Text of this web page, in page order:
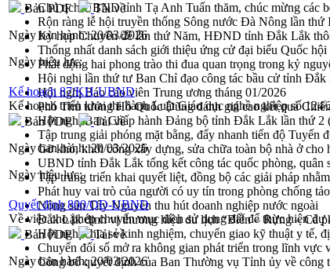
Chủ tịch UBND tỉnh Tạ Anh Tuấn thăm, chúc mừng các
Rộn ràng lễ hội truyền thống Sông nước Đà Nông lần thứ
Kỳ họp Chuyên đề lần thứ Năm, HĐND tỉnh Đắk Lắk
Thống nhất danh sách giới thiệu ứng cử đại biểu Quốc
Phát động hai phong trào thi đua quan trọng trong kỷ
Hội nghị lần thứ tư Ban Chỉ đạo công tác bầu cử tỉnh Đắk
Hội nghị Báo cáo viên Trung ương tháng 01/2026
Phó Thủ tướng Hồ Quốc Dũng đánh giá cao kết quả
Hội nghị Ban Chấp hành Đảng bộ tỉnh Đắk Lắk lần thứ 2
Tập trung giải phóng mặt bằng, đẩy nhanh tiến độ Tuyến
Gỡ khó, khởi công xây dựng, sửa chữa toàn bộ nhà ở cho
UBND tỉnh Đắk Lắk tổng kết công tác quốc phòng, quân
Tập trung triển khai quyết liệt, đồng bộ các giải pháp
Phát huy vai trò của người có uy tín trong phòng chống
Nông sản Tây Nguyên thu hút doanh nghiệp nước ngoài
Đắk Lắk định vị thương hiệu du lịch “Biển – Rừng – Cà
Hội nghị chia sẻ kinh nghiệm, chuyển giao kỹ thuật y tế,
Chuyển đổi số mở ra không gian phát triển trong lĩnh vực
Công bố quyết định của Ban Thường vụ Tỉnh ủy về công
Bản PDF
Tải về
Ngày ban hành:20/03/2026
Ngày hiệu lực:
Kế hoạch 87/KH-UBND
Kế hoạch triển khai thi hành Luật Giáo dục nghề nghiệp số
Bản PDF
Tải về
Ngày ban hành:20/03/2026
Ngày hiệu lực:
Quyết định 800/QĐ-UBND
Về việc cho phép chuyển mục đích sử dụng đất để thực hiện
Bản PDF
Tải về
Ngày ban hành:20/03/2026